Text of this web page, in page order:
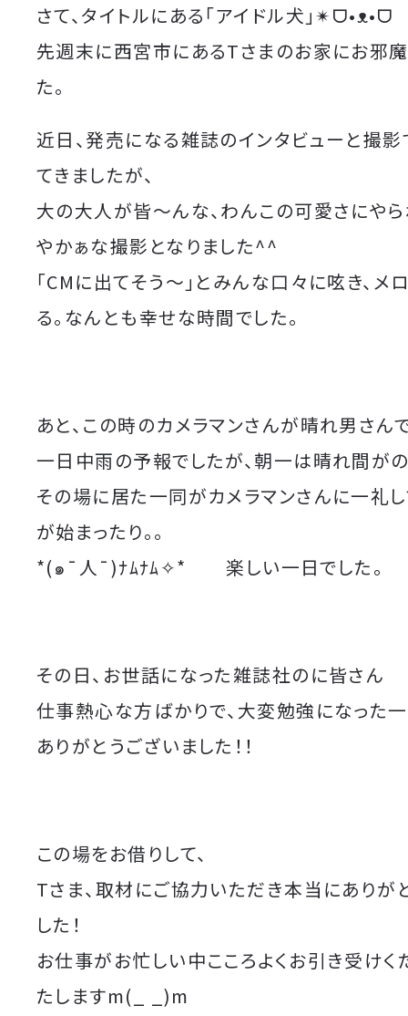
さて、タイトルにある「アイドル犬」✴︎ᗜ•ᴥ•ᗜ
先週末に西宮市にあるTさまのお家にお邪
た。
近日、発売になる雑誌のインタビューと撮
てきましたが、
大の大人が皆〜んな、わんこの可愛さにや
やかぁな撮影となりました^^
「CMに出てそう〜」とみんな口々に呟き、メ
る。なんとも幸せな時間でした。
あと、この時のカメラマンさんが晴れ男さ
一日中雨の予報でしたが、朝一は晴れ間が
その場に居た一同がカメラマンさんに一礼
が始まったり。。
*(๑¯人¯)ﾅﾑﾅﾑ✧* 楽しい一日でした。
その日、お世話になった雑誌社のに皆さん
仕事熱心な方ばかりで、大変勉強になった一
ありがとうございました！！
この場をお借りして、
Tさま、取材にご協力いただき本当にありが
した！
お仕事がお忙しい中こころよくお引き受けく
たしますm(_ _)m